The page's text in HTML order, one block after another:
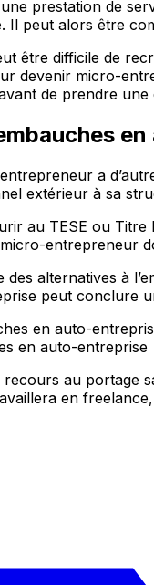
prestation de
Il peut alors être
être difficile de
devenir micro-
de prendre une
a
extérieur à sa
au TESE ou Titre
entrepreneur
alternatives à
peut conclure
en auto-entreprise
au portage
en